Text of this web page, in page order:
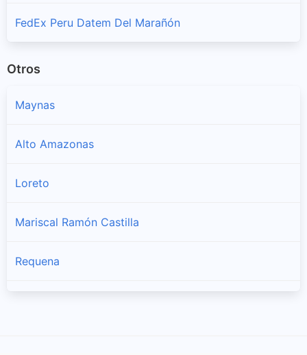
FedEx Peru Datem Del Marañón
Otros
Maynas
Alto Amazonas
Loreto
Mariscal Ramón Castilla
Requena